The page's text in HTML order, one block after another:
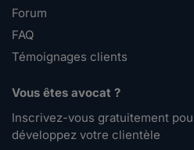
Forum
FAQ
Témoignages clients
Vous êtes avocat ?
Inscrivez-vous gratuitement
développez votre clientèle